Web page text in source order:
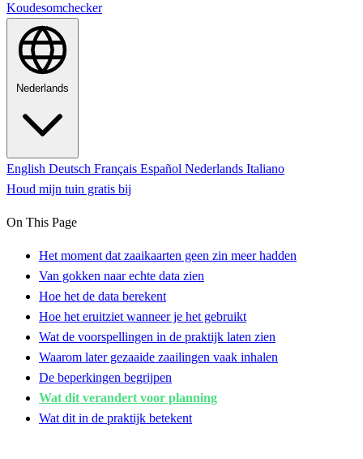
Koudesomchecker
Nederlands
English Deutsch Français Español Nederlands Italiano
Houd mijn tuin gratis bij
On This Page
Het moment dat zaaikaarten geen zin meer hadden
Van gokken naar echte data zien
Hoe het de data berekent
Hoe het eruitziet wanneer je het gebruikt
Wat de voorspellingen in de praktijk laten zien
Waarom later gezaaide zaailingen vaak inhalen
De beperkingen begrijpen
Wat dit verandert voor planning
Wat dit in de praktijk betekent